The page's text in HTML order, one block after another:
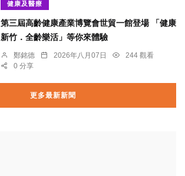
健康及醫療
第三屆高齡健康產業博覽會世貿一館登場 「健康
新竹．全齡樂活」等你來體驗
鄭銘德 2026年八月07日
244 觀看
0 分享
更多最新新聞